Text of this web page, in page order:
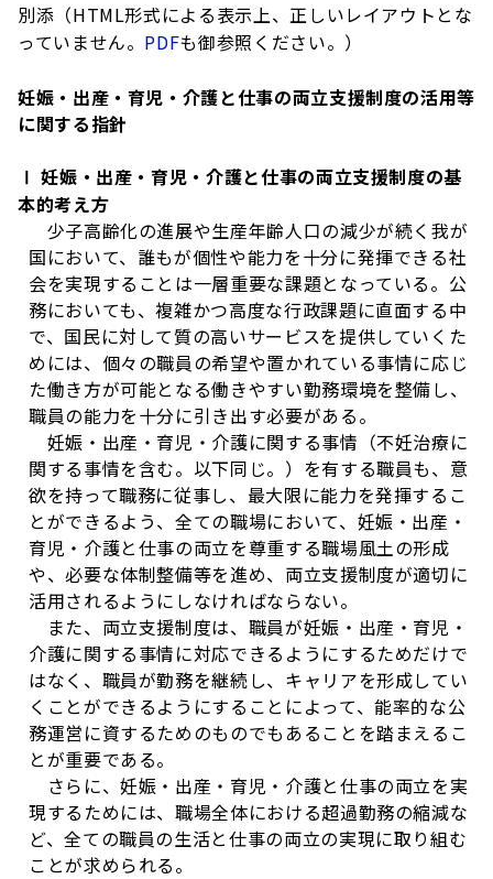
別添（HTML形式による表示上、正しいレイアウトとな
っていません。 PDFも御参照ください。）
妊娠・出産・育児・介護と仕事の両立支援制度の活用等
に関する指針
Ⅰ 妊娠・出産・育児・介護と仕事の両立支援制度の基
本的考え方
少子高齢化の進展や生産年齢人口の減少が続く我が
国において、誰もが個性や能力を十分に発揮できる社
会を実現することは一層重要な課題となっている。公
務においても、複雑かつ高度な行政課題に直面する中
で、国民に対して質の高いサービスを提供していくた
めには、個々の職員の希望や置かれている事情に応じ
た働き方が可能となる働きやすい勤務環境を整備し、
職員の能力を十分に引き出す必要がある。
妊娠・出産・育児・介護に関する事情（不妊治療に
関する事情を含む。以下同じ。）を有する職員も、意
欲を持って職務に従事し、最大限に能力を発揮するこ
とができるよう、全ての職場において、妊娠・出産・
育児・介護と仕事の両立を尊重する職場風土の形成
や、必要な体制整備等を進め、両立支援制度が適切に
活用されるようにしなければならない。
また、両立支援制度は、職員が妊娠・出産・育児・
介護に関する事情に対応できるようにするためだけで
はなく、職員が勤務を継続し、キャリアを形成してい
くことができるようにすることによって、能率的な公
務運営に資するためのものでもあることを踏まえるこ
とが重要である。
さらに、妊娠・出産・育児・介護と仕事の両立を実
現するためには、職場全体における超過勤務の縮減な
ど、全ての職員の生活と仕事の両立の実現に取り組む
ことが求められる。